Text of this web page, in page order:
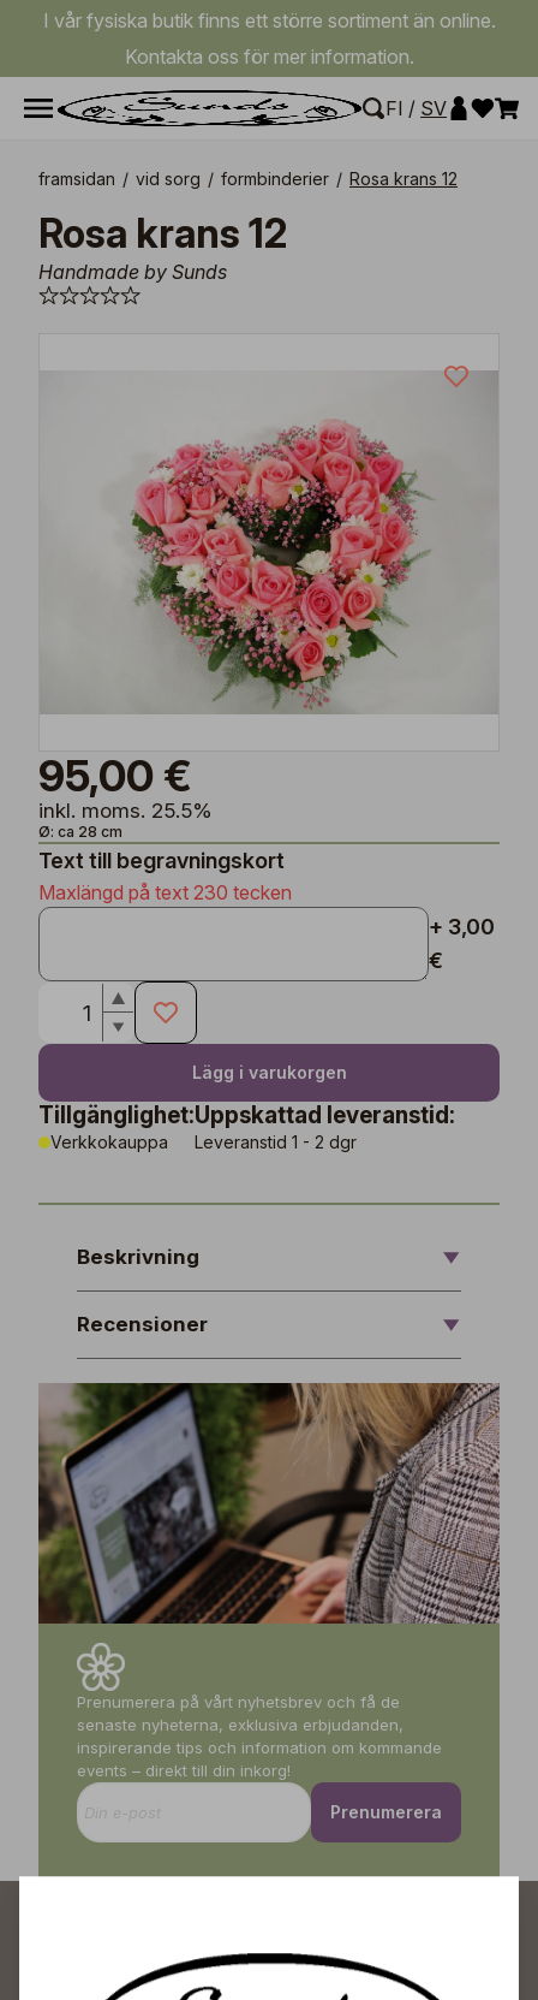
I vår fysiska butik finns ett större sortiment än online.
Kontakta oss för mer information.
FI / SV
framsidan / vid sorg / formbinderier / Rosa krans 12
Rosa krans 12
Handmade by Sunds
95,00 €
inkl. moms. 25.5%
Ø: ca 28 cm
Text till begravningskort
Maxlängd på text 230 tecken
+ 3,00
€
Lägg i varukorgen
Tillgänglighet:
Verkkokauppa
Uppskattad leveranstid:
Leveranstid 1 - 2 dgr
Beskrivning
Recensioner
Prenumerera på vårt nyhetsbrev och få de
senaste nyheterna, exklusiva erbjudanden,
inspirerande tips och information om kommande
events – direkt till din inkorg!
Prenumerera